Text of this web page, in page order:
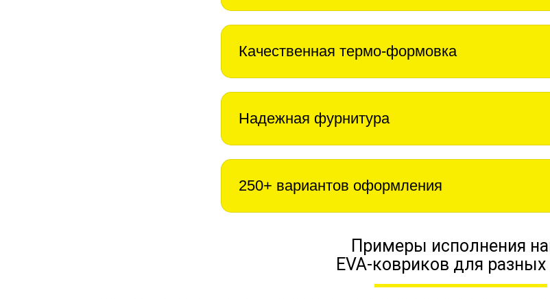
Качественная термо-формовка
Надежная фурнитура
250+ вариантов оформления
Примеры исполнения
EVA-ковриков для разных